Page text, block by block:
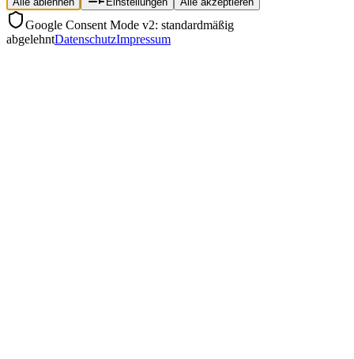
Google Consent Mode v2: standardmäßig
abgelehntDatenschutzImpressum